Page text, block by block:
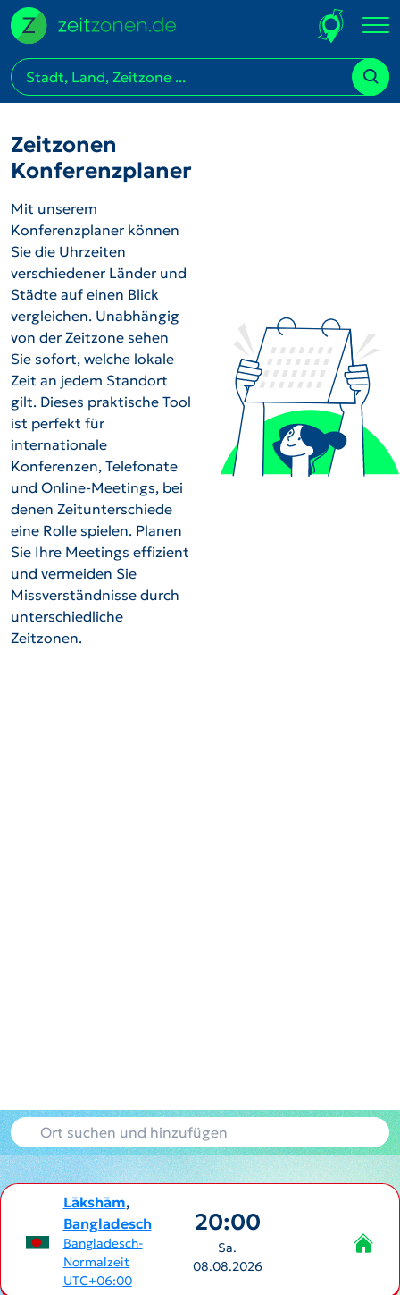
Zeitzonen
Konferenzplaner
Mit unserem
Konferenzplaner können
Sie die Uhrzeiten
verschiedener Länder und
Städte auf einen Blick
vergleichen. Unabhängig
von der Zeitzone sehen
Sie sofort, welche lokale
Zeit an jedem Standort
gilt. Dieses praktische Tool
ist perfekt für
internationale
Konferenzen, Telefonate
und Online-Meetings, bei
denen Zeitunterschiede
eine Rolle spielen. Planen
Sie Ihre Meetings effizient
und vermeiden Sie
Missverständnisse durch
unterschiedliche
Zeitzonen.
Lākshām,
Bangladesch
Bangladesch-
Normalzeit
UTC+06:00
20:00
Sa.
08.08.2026